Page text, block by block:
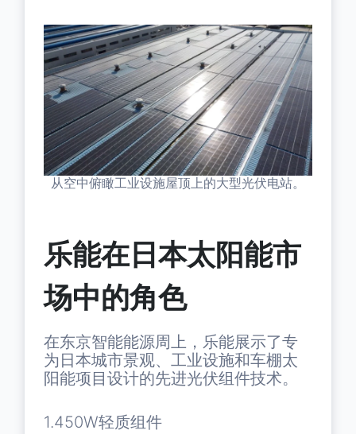
从空中俯瞰工业设施屋顶上的大型光伏电站。
乐能在日本太阳能市
场中的角色
在东京智能能源周上，乐能展示了专
为日本城市景观、工业设施和车棚太
阳能项目设计的先进光伏组件技术。
1.450W轻质组件